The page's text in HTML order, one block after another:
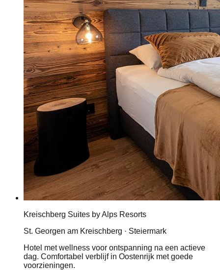
Kreischberg Suites by Alps Resorts
St. Georgen am Kreischberg · Steiermark
Hotel met wellness voor ontspanning na een actieve
dag. Comfortabel verblijf in Oostenrijk met goede
voorzieningen.